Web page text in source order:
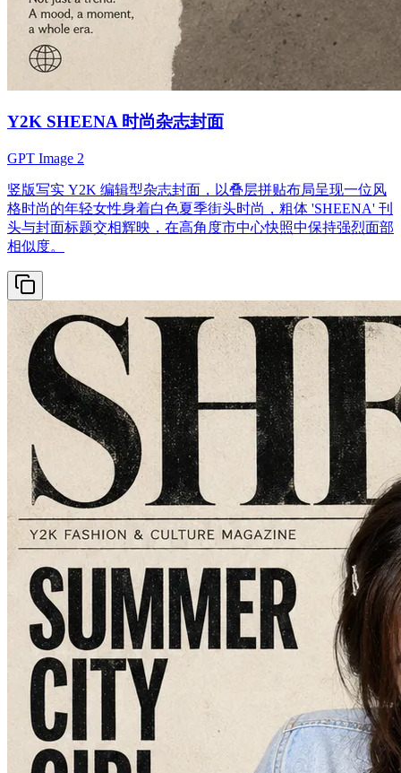
Y2K SHEENA 时尚杂志封面
GPT Image 2
竖版写实 Y2K 编辑型杂志封面，以叠层拼贴布局呈现一位风
格时尚的年轻女性身着白色夏季街头时尚，粗体 'SHEENA' 刊
头与封面标题交相辉映，在高角度市中心快照中保持强烈面部
相似度。